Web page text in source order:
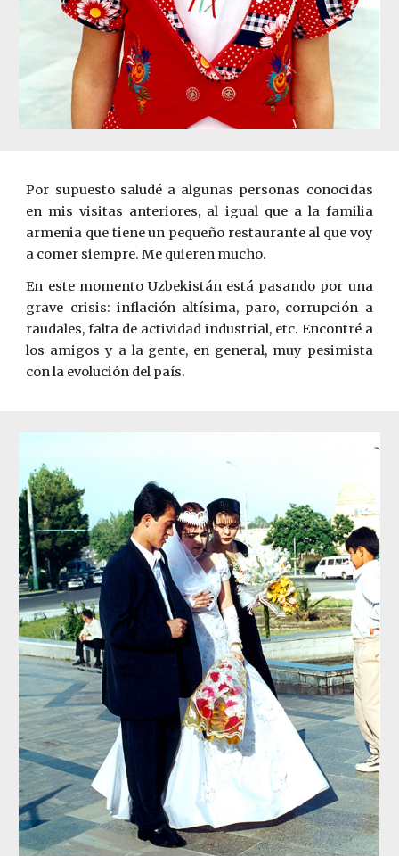
Por supuesto saludé a algunas personas conocidas
en mis visitas anteriores, al igual que a la familia
armenia que tiene un pequeño restaurante al que voy
a comer siempre. Me quieren mucho.
En este momento Uzbekistán está pasando por una
grave crisis: inflación altísima, paro, corrupción a
raudales, falta de actividad industrial, etc. Encontré a
los amigos y a la gente, en general, muy pesimista
con la evolución del país.